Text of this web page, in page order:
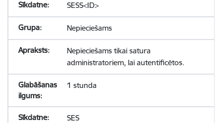
SESS<ID>
Nepieciešams
Nepieciešams tikai satura
administratoriem, lai autentificētos.
1 stunda
SES